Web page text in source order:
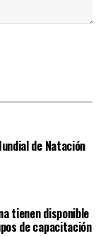
de Natación
tienen disponible
de capacitación